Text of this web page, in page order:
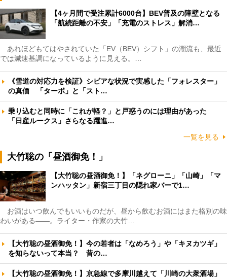
【4ヶ月間で受注累計6000台】BEV普及の障壁となる
「航続距離の不安」「充電のストレス」解消…
あれほどもてはやされていた「EV（BEV）シフト」の潮流も、最近
では減速基調になっているように見える。…
《雪道の対応力を検証》シビアな状況で実感した「フォレスター」
の真価 「ターボ」と「スト…
乗り込むと同時に「これが軽？」と戸惑うのには理由があった
「日産ルークス」さらなる躍進…
一覧を見る
大竹聡の「昼酒御免！」
【大竹聡の昼酒御免！】「ネグローニ」「山崎」「マ
ンハッタン」新宿三丁目の隠れ家バーで1…
お酒はいつ飲んでもいいものだが、昼から飲むお酒にはまた格別の味
わいがある――。ライター・作家の大竹…
【大竹聡の昼酒御免！】今の若者は「なめろう」や「キヌカツギ」
を知らないって本当？ 昔の…
【大竹聡の昼酒御免！】京急線で多摩川越えて「川崎の大衆酒場」